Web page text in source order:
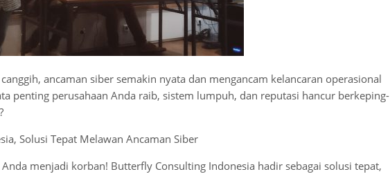
ancaman siber semakin nyata dan mengancam kelancaran operasional
penting perusahaan Anda raib, sistem lumpuh, dan reputasi hancur berkeping-
Solusi Tepat Melawan Ancaman Siber
Anda menjadi korban! Butterfly Consulting Indonesia hadir sebagai solusi tepat,